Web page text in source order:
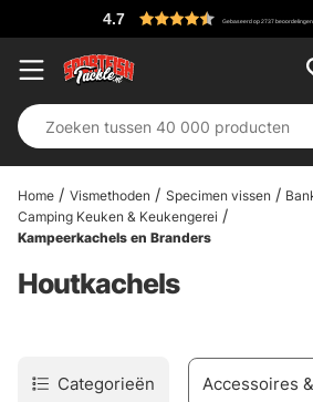
4.7 Gebaseerd op 2737 beoordelingen
Home Vismethoden Specimen vissen
Camping Keuken & Keukengerei
Kampeerkachels en Branders
Houtkachels
Categorieën Accessoires